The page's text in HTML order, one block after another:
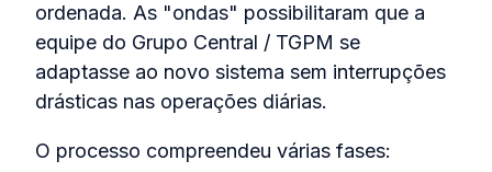
ordenada. As "ondas" possibilitaram que a
equipe do Grupo Central / TGPM se
adaptasse ao novo sistema sem interrupções
drásticas nas operações diárias.
O processo compreendeu várias fases: